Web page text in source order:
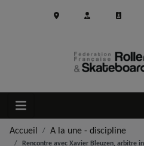
Accueil A la une - discipline
Rencontre avec Xavier Bleuzen, arbitre